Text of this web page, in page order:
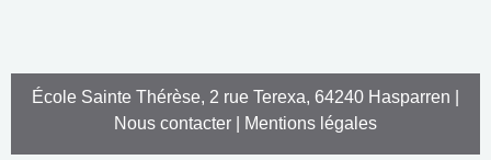
École Sainte Thérèse, 2 rue Terexa, 64240 Hasparren |
Nous contacter
Mentions légales